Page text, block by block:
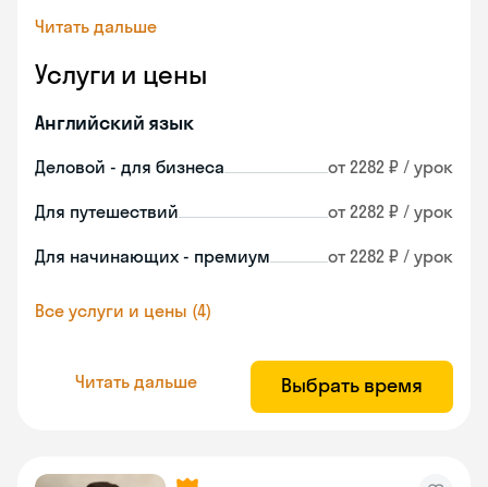
Читать дальше
Услуги и цены
Английский язык
Деловой - для бизнеса от 2282 ₽ / урок
Для путешествий от 2282 ₽ / урок
Для начинающих - премиум от 2282 ₽ / урок
Все услуги и цены (4)
Читать дальше Выбрать время